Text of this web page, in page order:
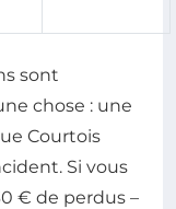
sont
chose : une
Courtois
Si vous
€ de perdus –